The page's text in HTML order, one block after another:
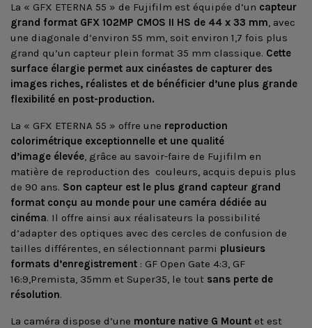
La « GFX ETERNA 55 » de Fujifilm est équipée d’un capteur
grand format GFX 102MP CMOS II HS de 44 x 33 mm, avec
une diagonale d’environ 55 mm, soit environ 1,7 fois plus
grand qu’un capteur plein format 35 mm classique. Cette
surface élargie permet aux cinéastes de capturer des
images riches, réalistes et de bénéficier d’une plus grande
flexibilité en post-production.
La « GFX ETERNA 55 » offre une reproduction
colorimétrique exceptionnelle et une qualité
d’image élevée, grâce au savoir-faire de Fujifilm en
matière de reproduction des couleurs, acquis depuis plus
de 90 ans. Son capteur est le plus grand capteur grand
format conçu au monde pour une caméra dédiée au
cinéma. Il offre ainsi aux réalisateurs la possibilité
d’adapter des optiques avec des cercles de confusion de
tailles différentes, en sélectionnant parmi plusieurs
formats d’enregistrement : GF Open Gate 4:3, GF
16:9,Premista, 35mm et Super35, le tout sans perte de
résolution.
La caméra dispose d’une monture native G Mount et est